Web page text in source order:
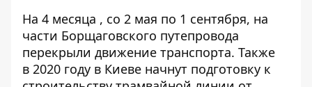
На 4 месяца , со 2 мая по 1 сентября, на
части Борщаговского путепровода
перекрыли движение транспорта. Также
в 2020 году в Киеве начнут подготовку к